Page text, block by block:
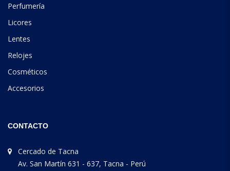
Perfumería
Licores
Lentes
Relojes
Cosméticos
Accesorios
CONTACTO
Cercado de Tacna
Av. San Martín 631 - 637, Tacna - Perú